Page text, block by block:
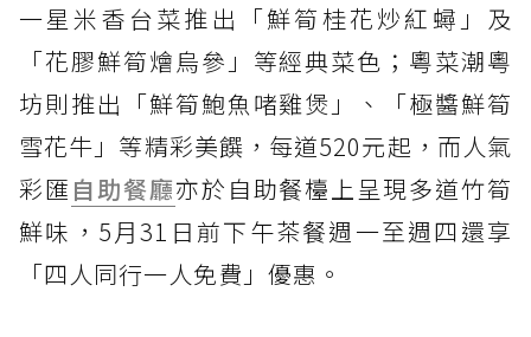
一星米香台菜推出「鮮筍桂花炒紅蟳」及
「花膠鮮筍燴烏參」等經典菜色；粵菜潮粵
坊則推出「鮮筍鮑魚啫雞煲」、「極醬鮮筍
雪花牛」等精彩美饌，每道520元起，而人氣
彩匯 自助餐廳亦於自助餐檯上呈現多道竹筍
鮮味，5月31日前下午茶餐週一至週四還享
「四人同行一人免費」優惠。